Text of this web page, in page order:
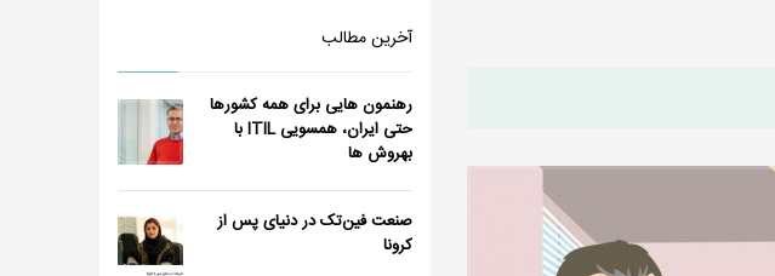
آخرین مطالب
رهنمون هایی برای همه کشورها
حتی ایران، همسویی ITIL با
بهروش ها
صنعت فین‌تک در دنیای پس از
کرونا